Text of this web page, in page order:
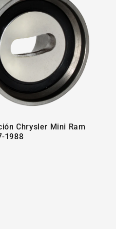
Chrysler Mini Ram
1988